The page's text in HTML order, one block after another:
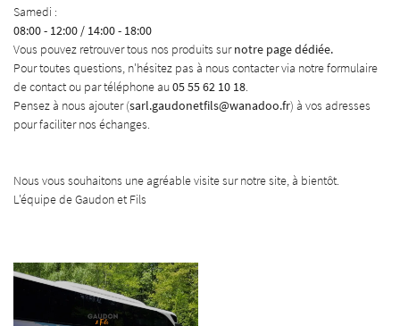
 Recopier le code ci-contre
email indiqué ci-dessus. Vous pouvez vous désinscrire à tout moment en utilisant
le
formulaire de désinscription
Samedi :
08:00 - 12:00 / 14:00 - 18:00
Vous pouvez retrouver tous nos produits surnotre page dédiée.
Pour toutes questions, n'hésitez pas à nous contacter via notre formulaire
de contact ou par téléphone au05 55 62 10 18.
Pensez à nous ajouter (sarl.gaudonetfils@wanadoo.fr) à vos adresses
pour faciliter nos échanges.
Nous vous souhaitons une agréable visite sur notre site, à bientôt.
L'équipe de Gaudon et Fils